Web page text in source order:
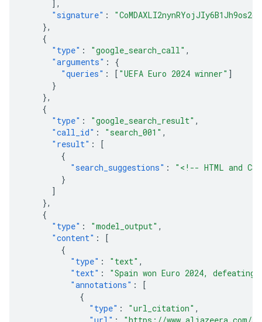
],
"signature" :
},
{
"type" : "google_search_call" ,
"arguments" :
{
"queries" : [ "UEFA Euro 2024 winner" ]
}
},
{
"type" : "google_search_result" ,
"call_id" : "search_001" ,
"result" :
[
{
"search_suggestions" :
"<!-- HTML and
}
]
},
{
"type" : "model_output" ,
"content" :
[
{
"type" : "text" ,
"text" :
"Spain won Euro 2024,
"annotations" :
[
{
"type" : "url_citation" ,